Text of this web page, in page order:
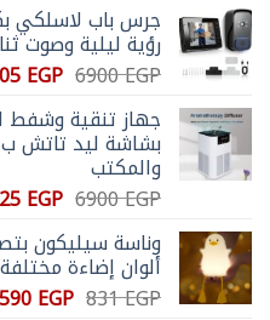
رؤية ليلية وصوت
6900EGP السعر
هو:
6900 EGP.
EGP
جهاز تنقية وشفط
والمكتب
6900EGP السعر
هو:
6900 EGP.
EGP
ألوان إضاءة
831EGP السعر590EGP